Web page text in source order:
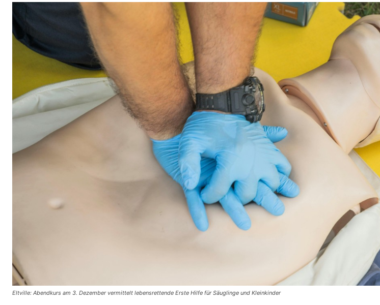
Eltville: Abendkurs am 3. Dezember vermittelt lebensrettende Erste Hilfe für Säuglinge und Kleinkinder